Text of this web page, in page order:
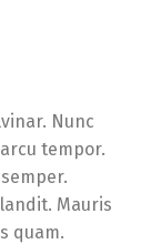
Nunc
tempor.
Mauris
quam.